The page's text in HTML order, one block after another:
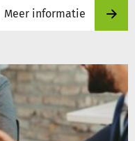
Meer informatie